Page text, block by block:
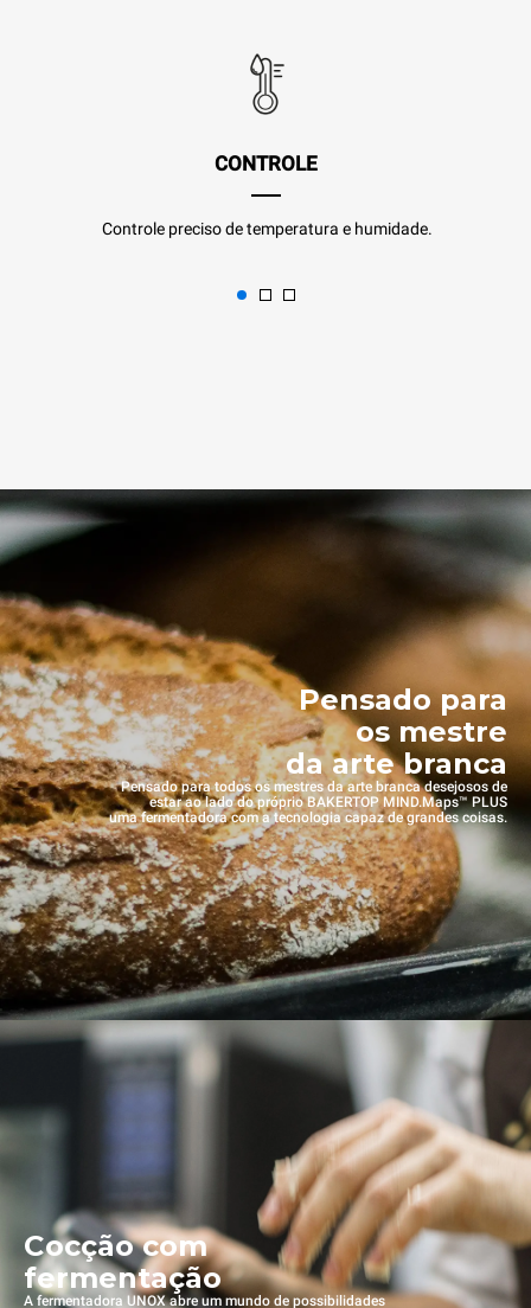
CONTROLE
Controle preciso de temperatura e humidade.
Pensado para
os mestre
da arte branca
Pensado para todos os mestres da arte branca desejosos de
estar ao lado do próprio BAKERTOP MIND.Maps™ PLUS
uma fermentadora com a tecnologia capaz de grandes coisas.
Cocção com
fermentação
A fermentadora UNOX abre um mundo de possibilidades